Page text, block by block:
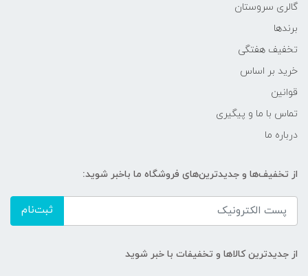
گالری سروستان
برندها
تخفیف هفتگی
خرید بر اساس
قوانین
تماس با ما و پیگیری
درباره ما
از تخفیف‌ها و جدیدترین‌های فروشگاه ما باخبر شوید:
ثبت‌نام
از جدیدترین کالاها و تخفیفات با خبر شوید